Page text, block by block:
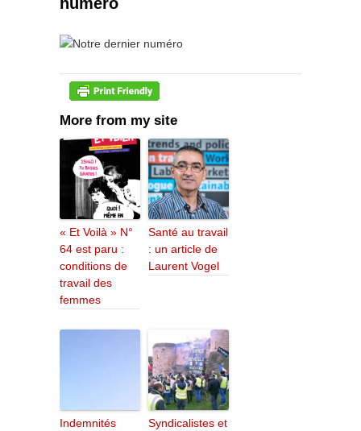
More from my site
« Et Voilà » N°
64 est paru :
conditions de
travail des
femmes
Santé au travail
: un article de
Laurent Vogel
Indemnités
Syndicalistes et